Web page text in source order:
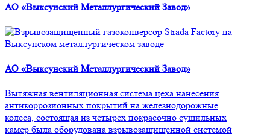
АО «Выксунский Металлургический Завод»
АО «Выксунский Металлургический Завод»
Вытяжная вентиляционная система цеха нанесения
антикоррозионных покрытий на железнодорожные
колеса, состоящая из четырех покрасочно сушильных
камер была оборудована взрывозащищенной системой